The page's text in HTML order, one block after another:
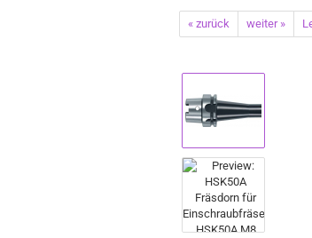
« zurück weiter »